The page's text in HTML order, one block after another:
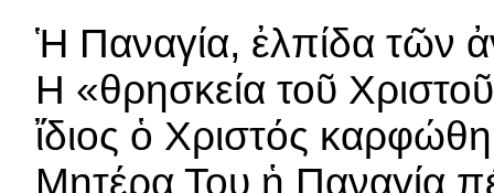
Ἡ Παναγία, ἐλπίδα τῶν
Η «θρησκεία τοῦ
ἴδιος ὁ Χριστός
Μητέρα Του ἡ Παναγία